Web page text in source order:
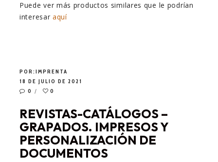
Puede ver más productos similares que le podrían
interesar aquí
POR:IMPRENTA
18 DE JULIO DE 2021
0
0
REVISTAS-CATÁLOGOS –
GRAPADOS. IMPRESOS Y
PERSONALIZACIÓN DE
DOCUMENTOS